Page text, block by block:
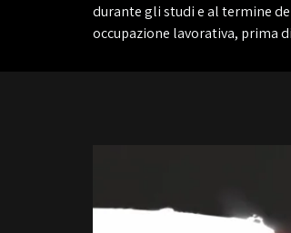
durante gli studi e al termine
occupazione lavorativa, prima